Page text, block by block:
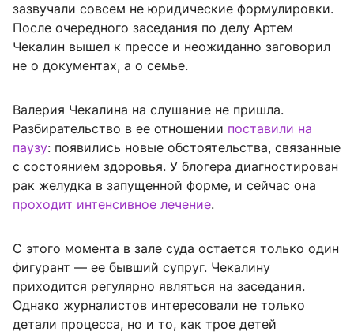
зазвучали совсем не юридические формулировки.
После очередного заседания по делу Артем
Чекалин вышел к прессе и неожиданно заговорил
не о документах, а о семье.
Валерия Чекалина на слушание не пришла.
Разбирательство в ее отношении поставили на
паузу: появились новые обстоятельства, связанные
с состоянием здоровья. У блогера диагностирован
рак желудка в запущенной форме, и сейчас она
проходит интенсивное лечение.
С этого момента в зале суда остается только один
фигурант — ее бывший супруг. Чекалину
приходится регулярно являться на заседания.
Однако журналистов интересовали не только
детали процесса, но и то, как трое детей